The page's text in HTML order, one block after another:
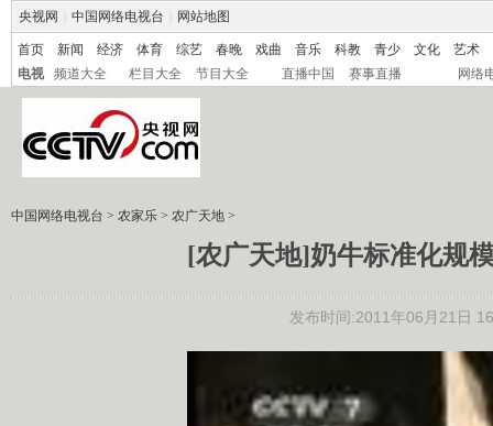
央视网 中国网络电视台 网站地图
首页 新闻 经济 体育 综艺 春晚 戏曲 音乐 科教 青少 文化
艺术
电视
频道大全 栏目大全 节目大全 直播中国 赛事直播 网络
中国网络电视台 > 农家乐 > 农广天地 >
[农广天地]奶牛标准化规
发布时间:2011年06月21日